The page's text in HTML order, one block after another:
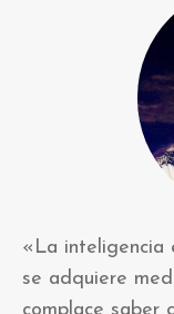
«La inteligencia
se adquiere